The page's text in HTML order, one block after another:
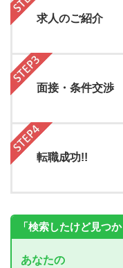
求人のご紹介
面接・条件交渉
転職成功!!
「検索したけど見つ
あなたの